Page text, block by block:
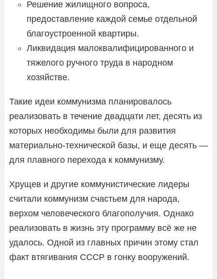
Решение жилищного вопроса,
предоставление каждой семье отдельной
благоустроенной квартиры.
Ликвидация малоквалифицированного и
тяжелого ручного труда в народном
хозяйстве.
Такие идеи коммунизма планировалось
реализовать в течение двадцати лет, десять из
которых необходимы были для развития
материально-технической базы, и еще десять —
для плавного перехода к коммунизму.
Хрущев и другие коммунистические лидеры
считали коммунизм счастьем для народа,
верхом человеческого благополучия. Однако
реализовать в жизнь эту программу всё же не
удалось. Одной из главных причин этому стал
факт втягивания СССР в гонку вооружений.